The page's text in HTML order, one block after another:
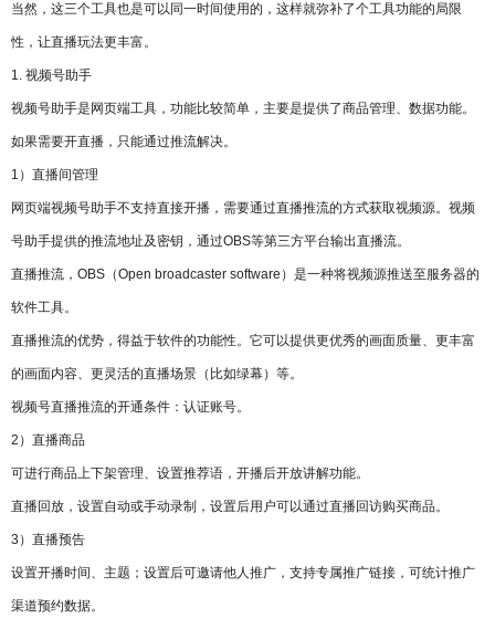
当然，这三个工具也是可以同一时间使用的，这样就弥补了个工具功能的局限
性，让直播玩法更丰富。
1. 视频号助手
视频号助手是网页端工具，功能比较简单，主要是提供了商品管理、数据功能。
如果需要开直播，只能通过推流解决。
1）直播间管理
网页端视频号助手不支持直接开播，需要通过直播推流的方式获取视频源。视频
号助手提供的推流地址及密钥，通过OBS等第三方平台输出直播流。
直播推流，OBS（Open broadcaster software）是一种将视频源推送至服务器的
软件工具。
直播推流的优势，得益于软件的功能性。它可以提供更优秀的画面质量、更丰富
的画面内容、更灵活的直播场景（比如绿幕）等。
视频号直播推流的开通条件：认证账号。
2）直播商品
可进行商品上下架管理、设置推荐语，开播后开放讲解功能。
直播回放，设置自动或手动录制，设置后用户可以通过直播回访购买商品。
3）直播预告
设置开播时间、主题；设置后可邀请他人推广，支持专属推广链接，可统计推广
渠道预约数据。